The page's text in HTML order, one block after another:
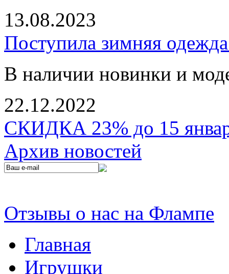
13.08.2023
Поступила зимняя
В наличии новинки и
22.12.2022
СКИДКА 23% до 15
Архив новостей
Отзывы о нас на Флампе
Главная
Игрушки